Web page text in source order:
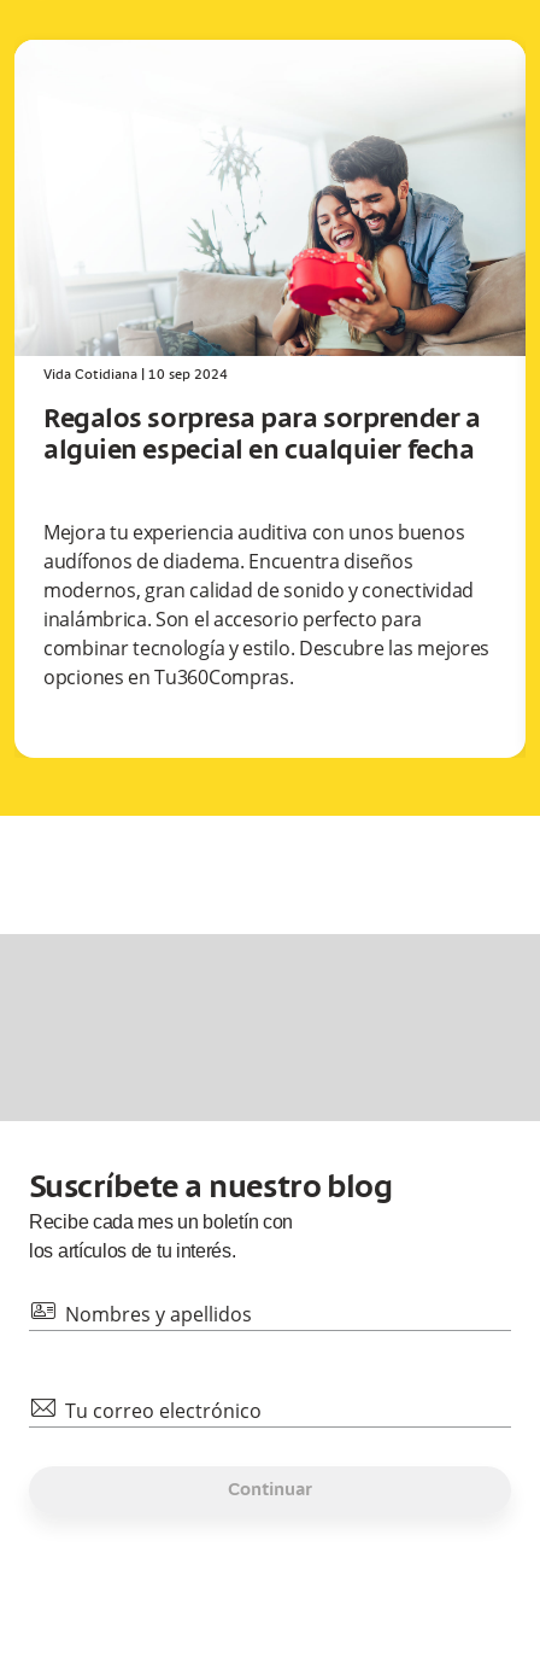
Vida Cotidiana 10 sep 2024
Regalos sorpresa para sorprender a
alguien especial en cualquier fecha
Mejora tu experiencia auditiva con unos buenos
audífonos de diadema. Encuentra diseños
modernos, gran calidad de sonido y conectividad
inalámbrica. Son el accesorio perfecto para
combinar tecnología y estilo. Descubre las mejores
opciones en Tu360Compras.
Suscríbete a nuestro blog
Recibe cada mesun boletín con
los artículos de tu interés.
id Nombres y apellidos
mail Tu correo electrónico
Continuar